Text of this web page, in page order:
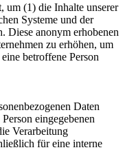
um (1) die Inhalte unserer
Systeme und der
Diese anonym erhobenen
zu erhöhen, um
betroffene Person
Daten
eingegebenen
Verarbeitung
für eine interne